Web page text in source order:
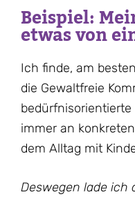
Beispiel:
etwas von
Ich finde, am
die Gewaltfreie
immer an
dem Alltag mit
Deswegen lade ich